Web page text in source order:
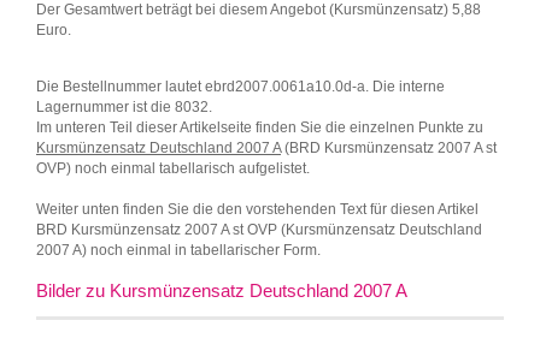
Der Gesamtwert beträgt bei diesem Angebot (Kursmünzensatz) 5,88
Euro.
Die Bestellnummer lautet ebrd2007.0061a10.0d-a. Die interne
Lagernummer ist die 8032.
Im unteren Teil dieser Artikelseite finden Sie die einzelnen Punkte zu
Kursmünzensatz Deutschland 2007 A(BRD Kursmünzensatz 2007 A st
OVP) noch einmal tabellarisch aufgelistet.
Weiter unten finden Sie die den vorstehenden Text für diesen Artikel
BRD Kursmünzensatz 2007 A st OVP (Kursmünzensatz Deutschland
2007 A) noch einmal in tabellarischer Form.
Bilder zu Kursmünzensatz Deutschland 2007 A